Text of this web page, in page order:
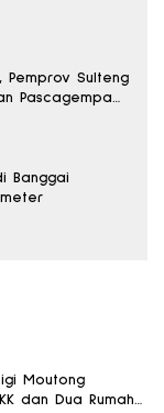
Pemprov Sulteng
Pascagempa
Banggai
Moutong
dan Dua Rumah